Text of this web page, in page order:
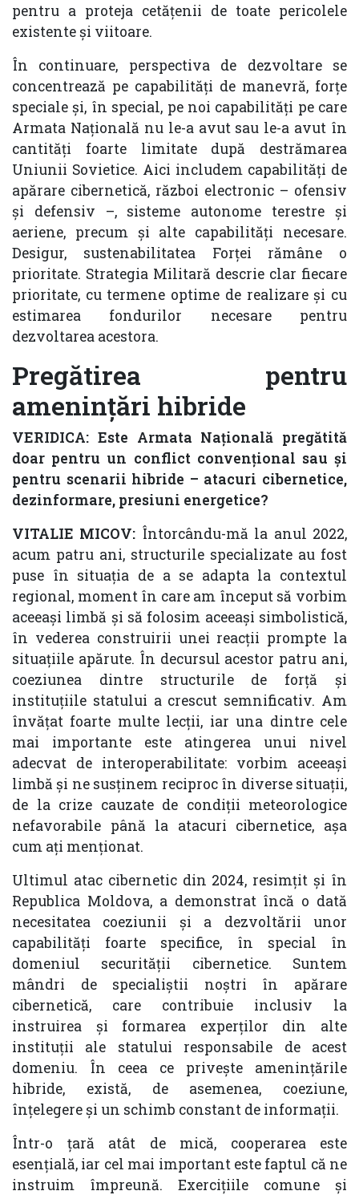
pentru a proteja cetățenii de toate pericolele
existente și viitoare.
În continuare, perspectiva de dezvoltare se
concentrează pe capabilități de manevră, forțe
speciale și, în special, pe noi capabilități pe care
Armata Națională nu le-a avut sau le-a avut în
cantități foarte limitate după destrămarea
Uniunii Sovietice. Aici includem capabilități de
apărare cibernetică, război electronic – ofensiv
și defensiv –, sisteme autonome terestre și
aeriene, precum și alte capabilități necesare.
Desigur, sustenabilitatea Forței rămâne o
prioritate. Strategia Militară descrie clar fiecare
prioritate, cu termene optime de realizare și cu
estimarea fondurilor necesare pentru
dezvoltarea acestora.
Pregătirea pentru
amenințări hibride
VERIDICA: Este Armata Națională pregătită
doar pentru un conflict convențional sau și
pentru scenarii hibride – atacuri cibernetice,
dezinformare, presiuni energetice?
VITALIE MICOV: Întorcându-mă la anul 2022,
acum patru ani, structurile specializate au fost
puse în situația de a se adapta la contextul
regional, moment în care am început să vorbim
aceeași limbă și să folosim aceeași simbolistică,
în vederea construirii unei reacții prompte la
situațiile apărute. În decursul acestor patru ani,
coeziunea dintre structurile de forță și
instituțiile statului a crescut semnificativ. Am
învățat foarte multe lecții, iar una dintre cele
mai importante este atingerea unui nivel
adecvat de interoperabilitate: vorbim aceeași
limbă și ne susținem reciproc în diverse situații,
de la crize cauzate de condiții meteorologice
nefavorabile până la atacuri cibernetice, așa
cum ați menționat.
Ultimul atac cibernetic din 2024, resimțit și în
Republica Moldova, a demonstrat încă o dată
necesitatea coeziunii și a dezvoltării unor
capabilități foarte specifice, în special în
domeniul securității cibernetice. Suntem
mândri de specialiștii noștri în apărare
cibernetică, care contribuie inclusiv la
instruirea și formarea experților din alte
instituții ale statului responsabile de acest
domeniu. În ceea ce privește amenințările
hibride, există, de asemenea, coeziune,
înțelegere și un schimb constant de informații.
Într-o țară atât de mică, cooperarea este
esențială, iar cel mai important este faptul că ne
instruim împreună. Exercițiile comune și